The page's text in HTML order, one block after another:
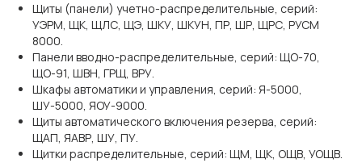
Щиты (панели) учетно-распределительные, серий:
УЭРМ, ЩК, ЩЛС, ЩЭ, ШКУ, ШКУН, ПР, ШР, ЩРС, РУСМ
8000.
Панели вводно-распределительные, серий: ЩО-70,
ЩО-91, ШВН, ГРЩ, ВРУ.
Шкафы автоматики и управления, серий: Я-5000,
ШУ-5000, ЯОУ-9000.
Щиты автоматического включения резерва, серий:
ЩАП, ЯАВР, ШУ, ПУ.
Щитки распределительные, серий: ЩМ, ЩК, ОЩВ, УОЩВ.